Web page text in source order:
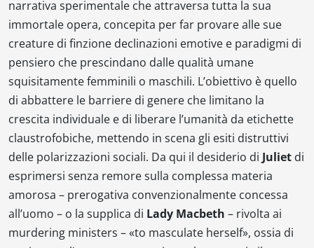
narrativa sperimentale che attraversa tutta la sua
immortale opera, concepita per far provare alle sue
creature di finzione declinazioni emotive e paradigmi di
pensiero che prescindano dalle qualità umane
squisitamente femminili o maschili. L’obiettivo è quello
di abbattere le barriere di genere che limitano la
crescita individuale e di liberare l’umanità da etichette
claustrofobiche, mettendo in scena gli esiti distruttivi
delle polarizzazioni sociali. Da qui il desiderio di Juliet di
esprimersi senza remore sulla complessa materia
amorosa – prerogativa convenzionalmente concessa
all’uomo – o la supplica di Lady Macbeth – rivolta ai
murdering ministers – «to masculate herself», ossia di